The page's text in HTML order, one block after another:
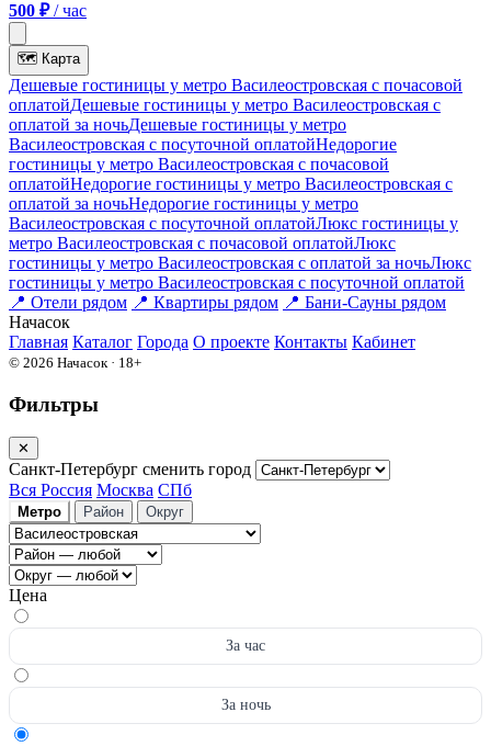
500 ₽/ час
🗺 Карта
Дешевые гостиницы у метро Василеостровская c почасовой
оплатойДешевые гостиницы у метро Василеостровская с
оплатой за ночьДешевые гостиницы у метро
Василеостровская c посуточной оплатойНедорогие
гостиницы у метро Василеостровская c почасовой
оплатойНедорогие гостиницы у метро Василеостровская с
оплатой за ночьНедорогие гостиницы у метро
Василеостровская c посуточной оплатойЛюкс гостиницы у
метро Василеостровская c почасовой оплатойЛюкс
гостиницы у метро Василеостровская с оплатой за ночьЛюкс
гостиницы у метро Василеостровская c посуточной оплатой
📍 Отели рядом 📍 Квартиры рядом 📍 Бани-Сауны рядом
Начасок
Главная Каталог Города О проекте Контакты Кабинет
© 2026 Начасок · 18+
Фильтры
✕
Санкт-Петербург сменить город
Вся Россия Москва СПб
Метро Район Округ
Цена
За час
За ночь